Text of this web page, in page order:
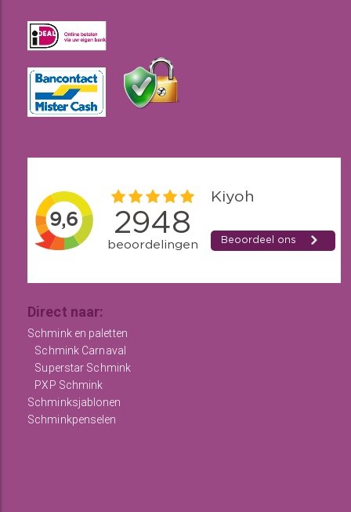
Direct naar:
Schmink en paletten
Schmink Carnaval
Superstar Schmink
PXP Schmink
Schminksjablonen
Schminkpenselen